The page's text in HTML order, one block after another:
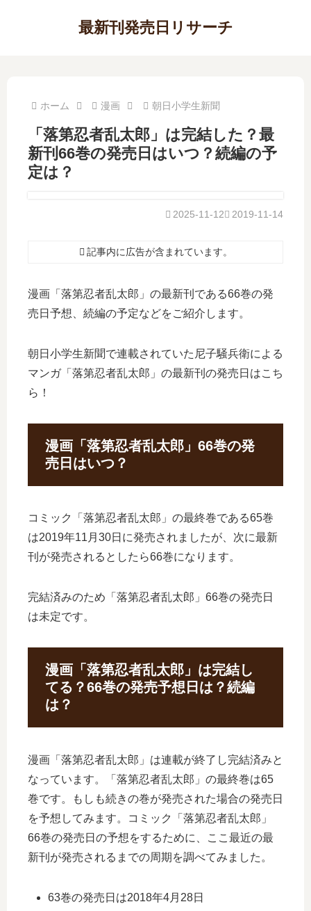
最新刊発売日リサーチ
ホーム 漫画 朝日小学生新聞
「落第忍者乱太郎」は完結した？最
新刊66巻の発売日はいつ？続編の予
定は？
2019-11-14
2025-11-12
記事内に広告が含まれています。
漫画「落第忍者乱太郎」の最新刊である66巻の発
売日予想、続編の予定などをご紹介します。
朝日小学生新聞で連載されていた尼子騒兵衛による
マンガ「落第忍者乱太郎」の最新刊の発売日はこち
ら！
漫画「落第忍者乱太郎」66巻の発
売日はいつ？
コミック「落第忍者乱太郎」の最終巻である65巻
は2019年11月30日に発売されましたが、次に最新
刊が発売されるとしたら66巻になります。
完結済みのため「落第忍者乱太郎」66巻の発売日
は未定です。
漫画「落第忍者乱太郎」は完結し
てる？66巻の発売予想日は？続編
は？
漫画「落第忍者乱太郎」は連載が終了し完結済みと
なっています。「落第忍者乱太郎」の最終巻は65
巻です。もしも続きの巻が発売された場合の発売日
を予想してみます。コミック「落第忍者乱太郎」
66巻の発売日の予想をするために、ここ最近の最
新刊が発売されるまでの周期を調べてみました。
63巻の発売日は2018年4月28日